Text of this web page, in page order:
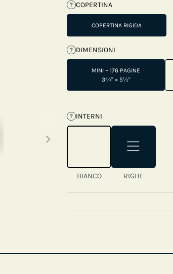
Next thumbnails
? COPERTINA
COPERTINA RIGIDA
? DIMENSIONI
MINI – 176 PAGINE
3¾" × 5½"
? INTERNI
BIANCO RIGHE